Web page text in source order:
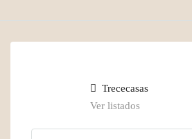
Trececasas
Ver listados